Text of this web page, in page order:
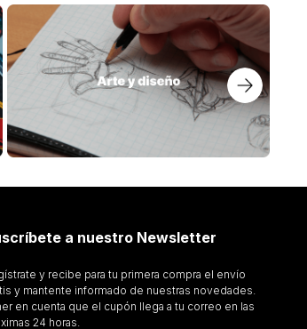
$
Añadir al Carrito